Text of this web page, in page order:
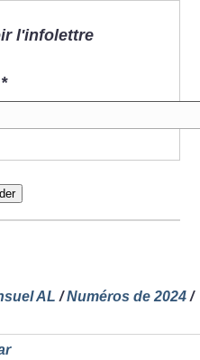
l'infolettre
AL /Numéros de 2024 /